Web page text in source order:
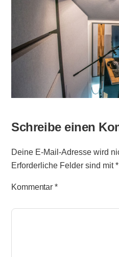
Schreibe einen
Deine E-Mail-Adresse wird
Erforderliche Felder sind mit*
Kommentar *